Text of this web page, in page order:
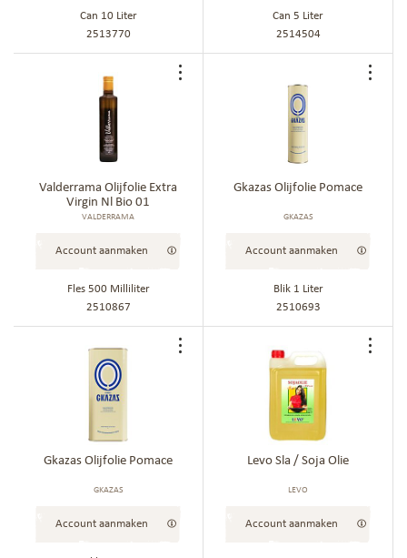
Can 10 Liter
2513770
Can 5 Liter
2514504
Valderrama Olijfolie Extra
Virgin Nl Bio 01
VALDERRAMA
Account aanmaken
bestellijst
Fles 500 Milliliter
2510867
Gkazas Olijfolie Pomace
GKAZAS
Account aanmaken
Blik 1 Liter
2510693
Gkazas Olijfolie Pomace
GKAZAS
Account aanmaken
bestellijstLevo Sla / Soja Olie
LEVO
Account aanmaken